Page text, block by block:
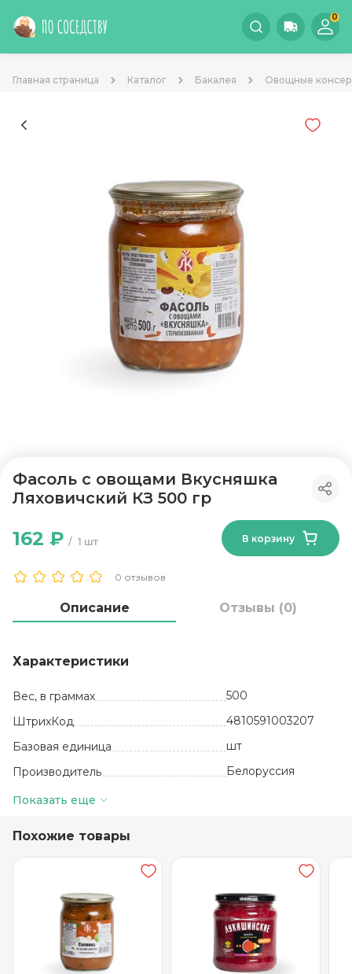
0
Главная страница Каталог Бакалея Овощные
Фасоль с овощами Вкусняшка
Ляховичский КЗ 500 гр
0 отзывов
1 шт
162 ₽ В корзину
Описание Отзывы (0)
Характеристики
Вес, в граммах
500
ШтрихКод
4810591003207
Базовая единица
шт
Производитель
Белоруссия
Количество в упаковке
Температура хранения
Показать еще
Похожие товары